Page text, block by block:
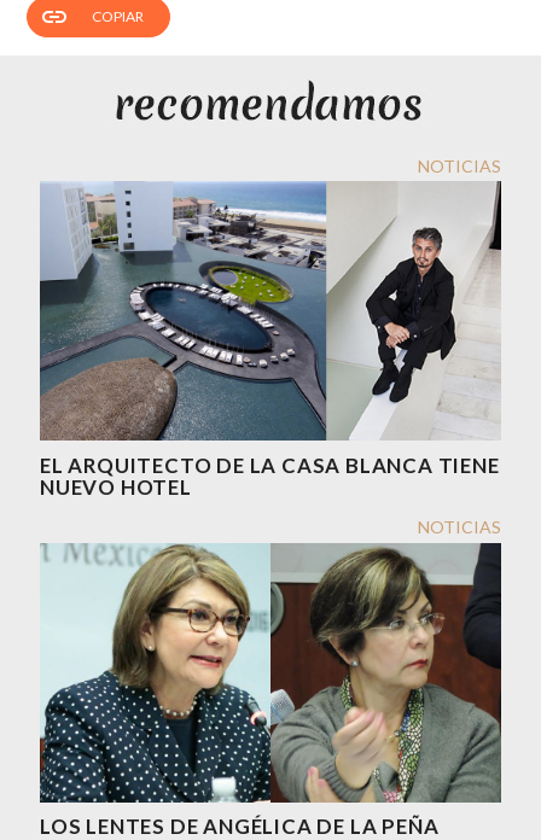
link COPIAR
NOTICIAS
EL ARQUITECTO DE LA CASA BLANCA TIENE
NUEVO HOTEL
NOTICIAS
LOS LENTES DE ANGÉLICA DE LA PEÑA